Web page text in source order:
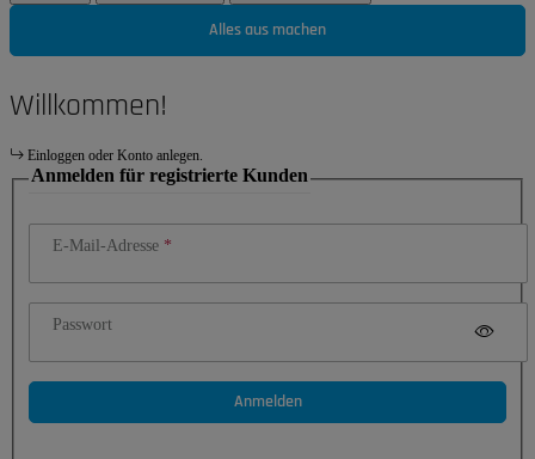
Alles aus machen
Willkommen!
Einloggen oder Konto anlegen.
Anmelden für registrierte Kunden
E-Mail-Adresse
Passwort
Anmelden